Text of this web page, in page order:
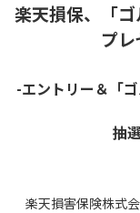
楽天損保、「
プレ
-エントリー＆「
抽
楽天損害保険株式